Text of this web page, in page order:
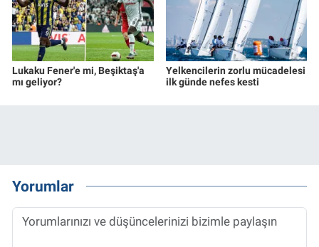
Lukaku Fener'e mi, Beşiktaş'a
mı geliyor?
Yelkencilerin zorlu mücadelesi
ilk günde nefes kesti
Yorumlar